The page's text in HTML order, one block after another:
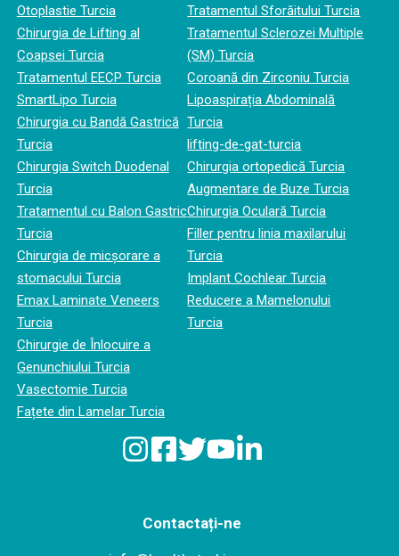
Otoplastie Turcia
Chirurgia de Lifting al
Coapsei Turcia
Tratamentul EECP Turcia
SmartLipo Turcia
Chirurgia cu Bandă Gastrică
Turcia
Chirurgia Switch Duodenal
Turcia
Tratamentul cu Balon Gastric
Turcia
Chirurgia de micșorare a
stomacului Turcia
Emax Laminate Veneers
Turcia
Chirurgie de Înlocuire a
Genunchiului Turcia
Vasectomie Turcia
Fațete din Lamelar Turcia
Tratamentul Sforăitului Turcia
Tratamentul Sclerozei Multiple
(SM) Turcia
Coroană din Zirconiu Turcia
Lipoaspirația Abdominală
Turcia
lifting-de-gat-turcia
Chirurgia ortopedică Turcia
Augmentare de Buze Turcia
Chirurgia Oculară Turcia
Filler pentru linia maxilarului
Turcia
Implant Cochlear Turcia
Reducere a Mamelonului
Turcia
Contactați-ne